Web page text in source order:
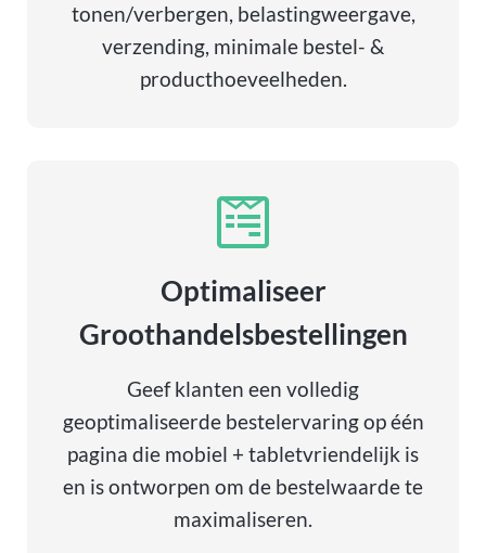
tonen/verbergen, belastingweergave,
verzending, minimale bestel- &
producthoeveelheden.
Optimaliseer
Groothandelsbestellingen
Geef klanten een volledig
geoptimaliseerde bestelervaring op één
pagina die mobiel + tabletvriendelijk is
en is ontworpen om de bestelwaarde te
maximaliseren.